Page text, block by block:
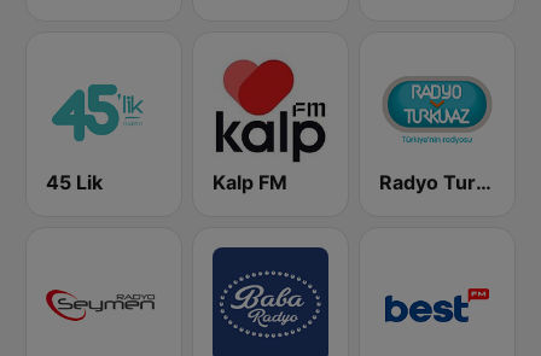
45 Lik Kalp FM Radyo Turkuvaz